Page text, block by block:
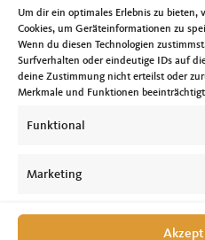
Um dir ein optimales Erlebnis zu bieten,
Cookies, um Geräteinformationen zu
Wenn du diesen Technologien
Surfverhalten oder eindeutige IDs auf
deine Zustimmung nicht erteilst oder
Merkmale und Funktionen
Funktional
Marketing
Die Übergabe von städtebaulichen
in der Höhe von 13,5 Millionen Euro
Das Geld wird unter anderem für die
die geplante Sanierung der Hyperschale
bei der gemeinsamen Aktion der Jungen
Conzept GmbH dabei. In der Kaiser-
Glühweintrinken für den guten Zweck
dieses Mal zu gleichen Teilen dem
https://m.facebook.com/story.php?
des Informationszuganggesetzes.